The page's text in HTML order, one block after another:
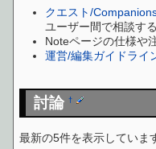
クエスト/
ユーザー間で相談す
Noteページの仕様や
運営/編集ガイドライ
討論†
最新の5件を表示していま